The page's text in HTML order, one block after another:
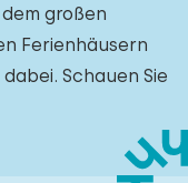
großen
Ferienhäusern
Schauen Sie